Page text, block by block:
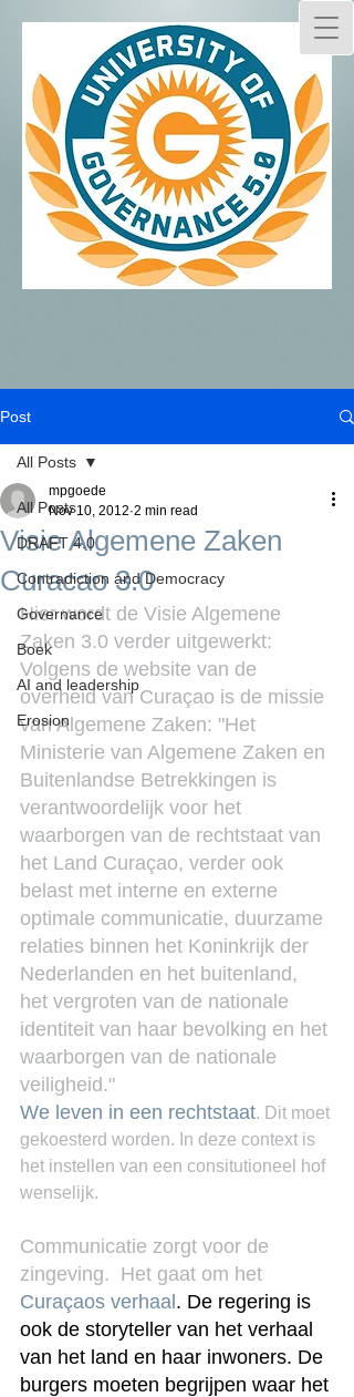
Post
All Posts
DRAFT 4.0
Contradiction and Democracy
Governance
Boek
AI and leadership
Erosion
All Posts
Visie Algemene Zaken
Curacao 3.0
mpgoede
Nov 10, 2012 2 min read
Hier wordt de Visie Algemene
Zaken 3.0 verder uitgewerkt:
Volgens de website van de
overheid van Curaçao is de missie
van Algemene Zaken: "Het
Ministerie van Algemene Zaken en
Buitenlandse Betrekkingen is
verantwoordelijk voor het
waarborgen van de rechtstaat van
het Land Curaçao, verder ook
belast met interne en externe
optimale communicatie, duurzame
relaties binnen het Koninkrijk der
Nederlanden en het buitenland,
het vergroten van de nationale
identiteit van haar bevolking en het
waarborgen van de nationale
veiligheid."
We leven in een rechtstaat. Dit moet
gekoesterd worden. In deze context is
het instellen van een consitutioneel hof
wenselijk.
Communicatie zorgt voor de
zingeving.  Het gaat om het
Curaçaos verhaal . De regering is
ook de storyteller van het verhaal
van het land en haar inwoners. De
burgers moeten begrijpen waar het